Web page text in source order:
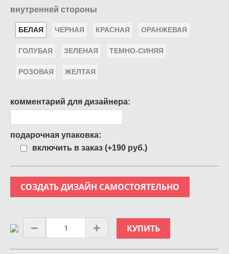
внутренней стороны
БЕЛАЯ ЧЕРНАЯ КРАСНАЯ ОРАНЖЕВАЯ
ГОЛУБАЯ ЗЕЛЕНАЯ ТЕМНО-СИНЯЯ
РОЗОВАЯ ЖЕЛТАЯ
комментарий для дизайнера:
подарочная упаковка:
включить в заказ (+190 руб.)
СОЗДАТЬ ДИЗАЙН САМОСТОЯТЕЛЬНО
КУПИТЬ